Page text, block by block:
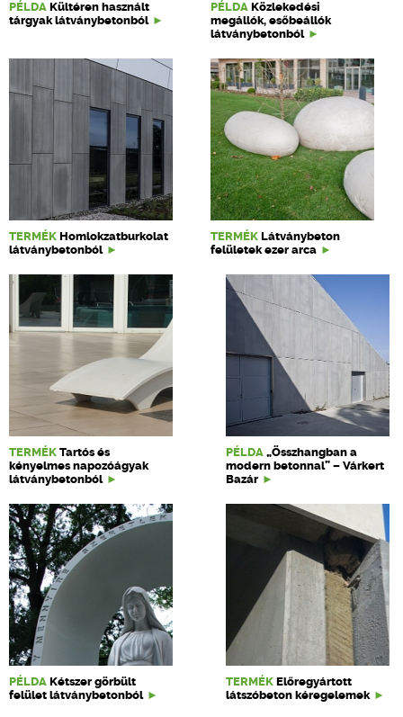
PÉLDA Kültéren használt
tárgyak látványbetonból
PÉLDA Közlekedési
megállók, esőbeállók
látványbetonból
TERMÉK Homlokzatburkolat
látványbetonból
TERMÉK Látványbeton
felületek ezer arca
TERMÉK Tartós és
kényelmes napozóágyak
látványbetonból
PÉLDA „Összhangban a
modern betonnal” – Várkert
Bazár
PÉLDA Kétszer görbült
felület látványbetonból
TERMÉK Előregyártott
látszóbeton kéregelemek